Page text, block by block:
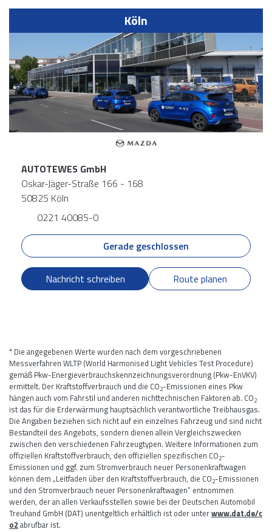
Köln
AUTOTEWES GmbH
Oskar-Jäger-Straße 166 - 168
50825 Köln
0221 40085-0
Gerade geschlossen
Nachricht schreiben Route planen
* Die angegebenen Werte wurden nach dem vorgeschriebenen
Messverfahren WLTP (World Harmonised Light Vehicles Test Procedure)
gemäß Pkw-Energieverbrauchskennzeichnungsverordnung (Pkw-EnVKV)
ermittelt. Der Kraftstoffverbrauch und die CO2-Emissionen eines Pkw
hängen auch vom Fahrstil und anderen nichttechnischen Faktoren ab. CO2
ist das für die Erderwärmung hauptsächlich verantwortliche Treibhausgas.
Die Angaben beziehen sich nicht auf ein einzelnes Fahrzeug und sind nicht
Bestandteil des Angebots, sondern dienen allein Vergleichszwecken
zwischen den verschiedenen Fahrzeugtypen. Weitere Informationen zum
offiziellen Kraftstoffverbrauch, den offiziellen spezifischen CO2-
Emissionen und ggf. zum Stromverbrauch neuer Personenkraftwagen
können dem „Leitfaden über den Kraftstoffverbrauch, die CO2-Emissionen
und den Stromverbrauch neuer Personenkraftwagen“ entnommen
werden, der an allen Verkaufsstellen sowie bei der Deutschen Automobil
Treuhand GmbH (DAT) unentgeltlich erhältlich ist oder unterwww.dat.de/c
o2 abrufbar ist.